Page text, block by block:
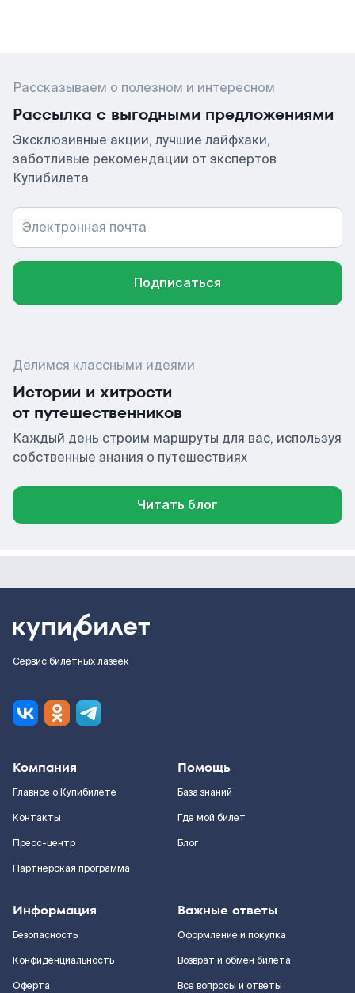
Рассказываем о полезном и интересном
Рассылка с выгодными предложениями
Эксклюзивные акции, лучшие лайфхаки,
заботливые рекомендации от экспертов
Купибилета
Электронная почта
Подписаться
Делимся классными идеями
Истории и хитрости
от путешественников
Каждый день строим маршруты для вас, используя
собственные знания о путешествиях
Читать блог
Сервис билетных лазеек
Компания
Главное о Купибилете
Контакты
Пресс-центр
Партнерская программа
Помощь
База знаний
Где мой билет
Блог
Информация
Безопасность
Конфиденциальность
Оферта
Важные ответы
Оформление и покупка
Возврат и обмен билета
Все вопросы и ответы